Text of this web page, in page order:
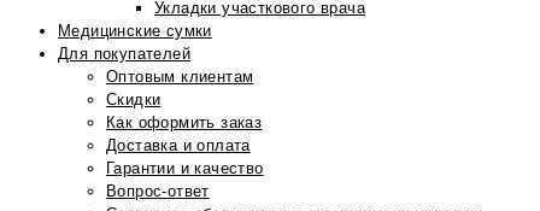
Укладки участкового врача
Медицинские сумки
Для покупателей
Оптовым клиентам
Скидки
Как оформить заказ
Доставка и оплата
Гарантии и качество
Вопрос-ответ